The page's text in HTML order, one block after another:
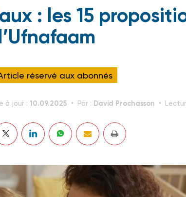
: les 15
réservé aux abonnés
à jour : 10.09.2025 Par : David Prochasson